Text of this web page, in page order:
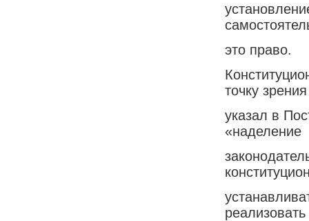
это право.
точку
указал в
«наделение
реализовать